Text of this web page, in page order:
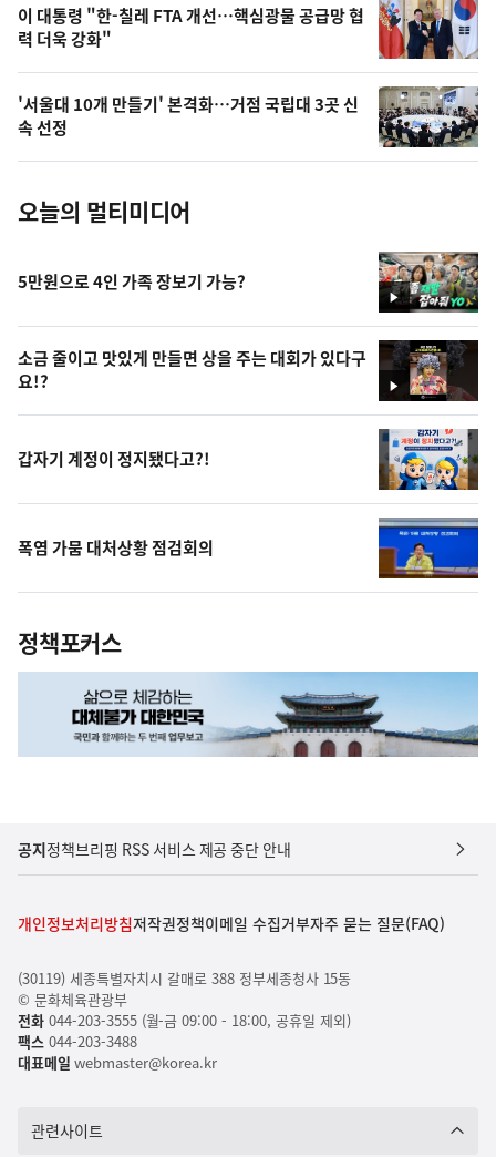
오
늘
의
사
진
이 대통령 "한-칠레 FTA 개선…핵심광물 공급망 협
력 더욱 강화"
'서울대 10개 만들기' 본격화…거점 국립대 3곳 신
속 선정
오늘의 멀티미디어
영
상
5만원으로 4인 가족 장보기 가능?
영
상
소금 줄이고 맛있게 만들면 상을 주는 대회가 있다구
요!?
갑자기 계정이 정지됐다고?!
폭염 가뭄 대처상황 점검회의
정책포커스
공지정책브리핑 RSS 서비스 제공 중단 안내
개인정보처리방침저작권정책이메일 수집거부자주 묻는 질문(FAQ)
(30119) 세종특별자치시 갈매로 388 정부세종청사 15동
© 문화체육관광부
전화044-203-3555 (월-금 09:00 - 18:00, 공휴일 제외)
팩스044-203-3488
대표메일 webmaster@korea.kr
관련사이트